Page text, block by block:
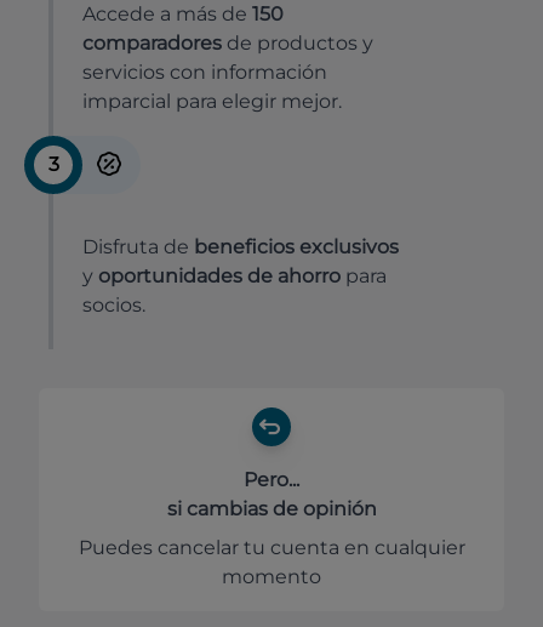
Accede a más de 150
comparadores de productos y
servicios con información
imparcial para elegir mejor.
3
Disfruta de beneficios exclusivos
y oportunidades de ahorro para
socios.
Pero...
si cambias de opinión
Puedes cancelar tu cuenta en cualquier
momento